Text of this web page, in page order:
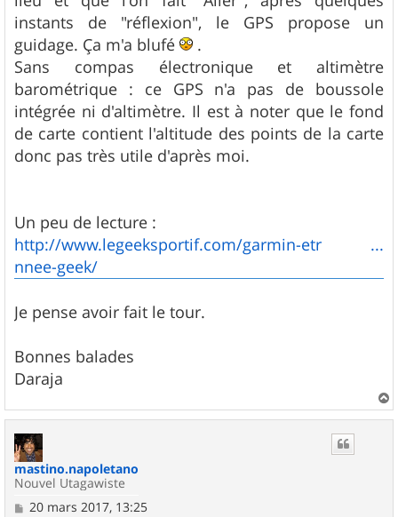
instants de "réflexion", le GPS propose un
guidage. Ça m'a blufé
.
Sans compas électronique et altimètre
barométrique : ce GPS n'a pas de boussole
intégrée ni d'altimètre. Il est à noter que le fond
de carte contient l'altitude des points de la carte
donc pas très utile d'après moi.
Un peu de lecture :
http://www.legeeksportif.com/garmin-etr ...
nnee-geek/
Je pense avoir fait le tour.
Bonnes balades
Daraja
a
mastino.napoletano
Nouvel Utagawiste
M
20 mars 2017, 13:25